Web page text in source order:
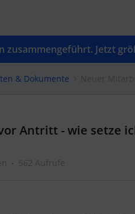
zusammengeführt. Jetzt
& Dokumente
Antritt - wie setze
562 Aufrufe